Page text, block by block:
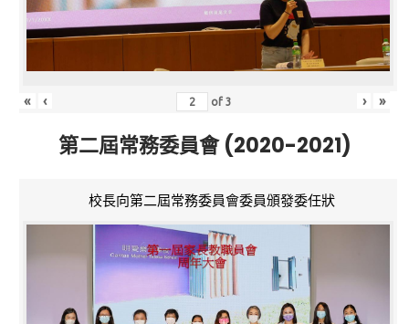
« ‹ of3 › »
第二屆常務委員會 (2020-2021)
校長向第二屆常務委員會委員頒發委任狀